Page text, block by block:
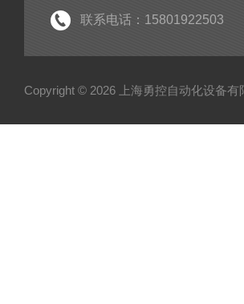
联系电话：15801922503
Copyright © 2026 上海勇控自动化设备